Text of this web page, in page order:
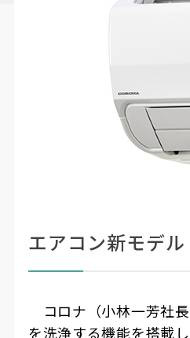
エアコン新モデル
コロナ（小林一芳社
を洗浄する機能を搭載